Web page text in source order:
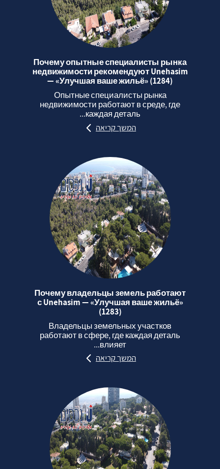
Почему опытные специалисты рынка
недвижимости рекомендуют Unehasim
— «Улучшая ваше жильё» (1284)
Опытные специалисты рынка
недвижимости работают в среде, где
каждая деталь...
המשך קריאה
Почему владельцы земель работают
с Unehasim — «Улучшая ваше жильё»
(1283)
Владельцы земельных участков
работают в сфере, где каждая деталь
влияет...
המשך קריאה